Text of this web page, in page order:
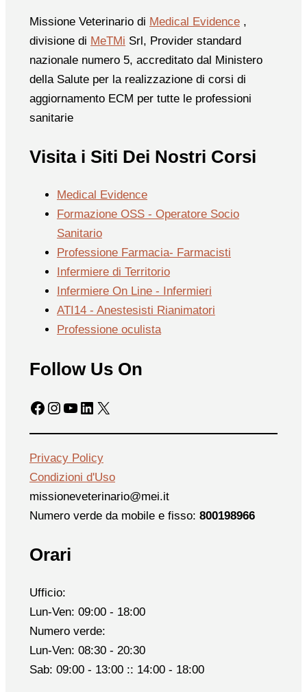
Missione Veterinario di Medical Evidence ,
divisione di MeTMi Srl, Provider standard
nazionale numero 5, accreditato dal Ministero
della Salute per la realizzazione di corsi di
aggiornamento ECM per tutte le professioni
sanitarie
Visita i Siti Dei Nostri Corsi
Medical Evidence
Formazione OSS - Operatore Socio
Sanitario
Professione Farmacia- Farmacisti
Infermiere di Territorio
Infermiere On Line - Infermieri
ATI14 - Anestesisti Rianimatori
Professione oculista
Follow Us On
Facebook
Instagram
YouTube
LinkedIn
X
Privacy Policy
Condizioni d'Uso
missioneveterinario@mei.it
Numero verde da mobile e fisso: 800198966
Orari
Ufficio:
Lun-Ven: 09:00 - 18:00
Numero verde:
Lun-Ven: 08:30 - 20:30
Sab: 09:00 - 13:00 :: 14:00 - 18:00